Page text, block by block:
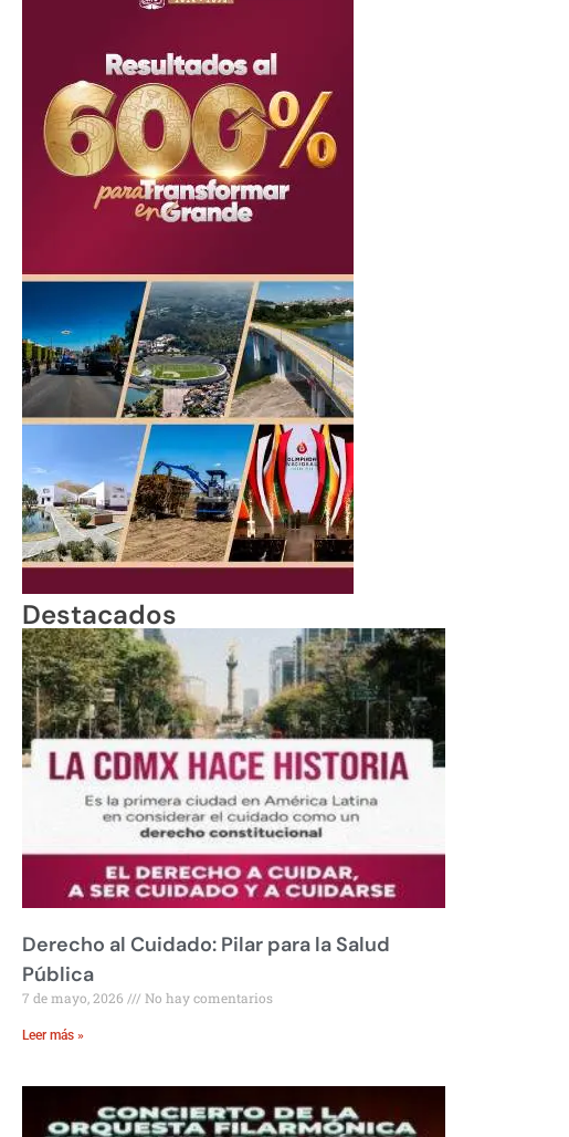
Destacados
Derecho al Cuidado: Pilar para la Salud
Pública
7 de mayo, 2026 No hay comentarios
Leer más »